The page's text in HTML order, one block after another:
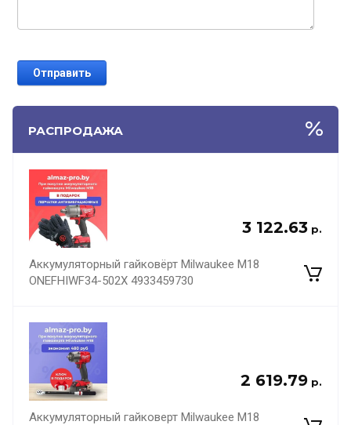
РАСПРОДАЖА
3 122.63 р.
Аккумуляторный гайковёрт Milwaukee M18
ONEFHIWF34-502X 4933459730
2 619.79 р.
Аккумуляторный гайковерт Milwaukee M18